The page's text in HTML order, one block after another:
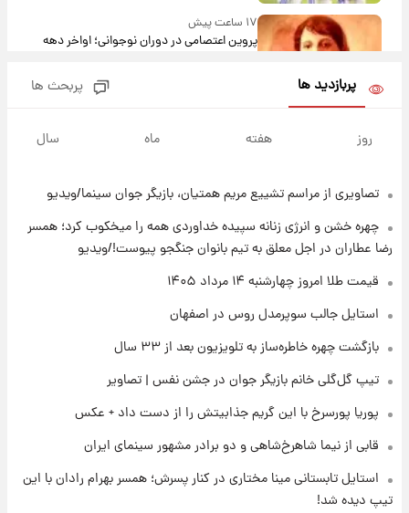
۱۷ ساعت پیش
پروین اعتصامی در دوران نوجوانی؛ اواخر دهه
هسته‌ای در آسمان ظاهر شد
۱۷ ساعت پیش
کرد
۱۹ ساعت پیش
۱۴۰۵/ نرخ‌ها ثابت ماند؟ +جدول
علی مطهری: اجرای کامل تفاهم‌نامه اسلام‌آباد،
۲۰ ساعت پیش
واکنش تند تاکر کارلسون به حمله آمریکا به
مدرسه میناب؛ «باید سیلی محکمی به صورت
پربازدید ها پربحث ها
روز هفته ماه سال
تصاویری از مراسم تشییع مریم همتیان، بازیگر جوان سینما/ویدیو
چهره خشن و انرژی زنانه سپیده خداوردی همه را میخکوب کرد؛ همسر
رضا عطاران در اجل معلق به تیم بانوان جنگجو پیوست!/ویدیو
قیمت طلا امروز چهارشنبه ۱۴ مرداد ۱۴۰۵
استایل جالب سوپرمدل روس در اصفهان
بازگشت چهره خاطره‌ساز به تلویزیون بعد از ۳۳ سال
تیپ گل‌گلی خانم بازیگر جوان در جشن نفس | تصاویر
پوریا پورسرخ با این گریم جذابیتش را از دست داد + عکس
قابی از نیما شاهرخ‌شاهی و دو برادر مشهور سینمای ایران
استایل تابستانی مینا مختاری در کنار پسرش؛ همسر بهرام رادان با این
تیپ دیده شد!